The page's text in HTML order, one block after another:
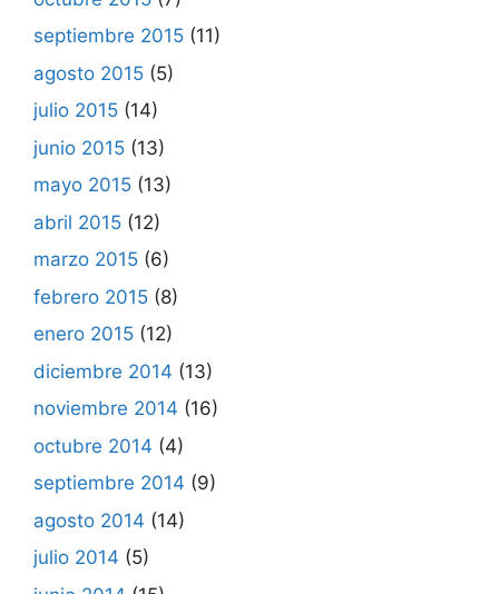
septiembre 2015 (11)
agosto 2015 (5)
julio 2015 (14)
junio 2015 (13)
mayo 2015 (13)
abril 2015 (12)
marzo 2015 (6)
febrero 2015 (8)
enero 2015 (12)
diciembre 2014 (13)
noviembre 2014 (16)
octubre 2014 (4)
septiembre 2014 (9)
agosto 2014 (14)
julio 2014 (5)